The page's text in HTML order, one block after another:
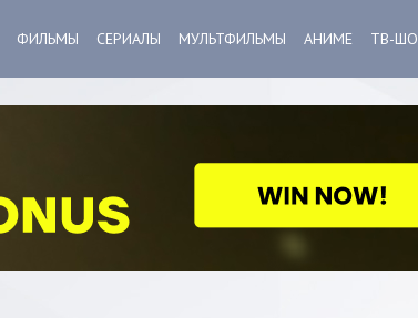
ФИЛЬМЫ СЕРИАЛЫ МУЛЬТФИЛЬМЫ АНИМЕ ТВ-